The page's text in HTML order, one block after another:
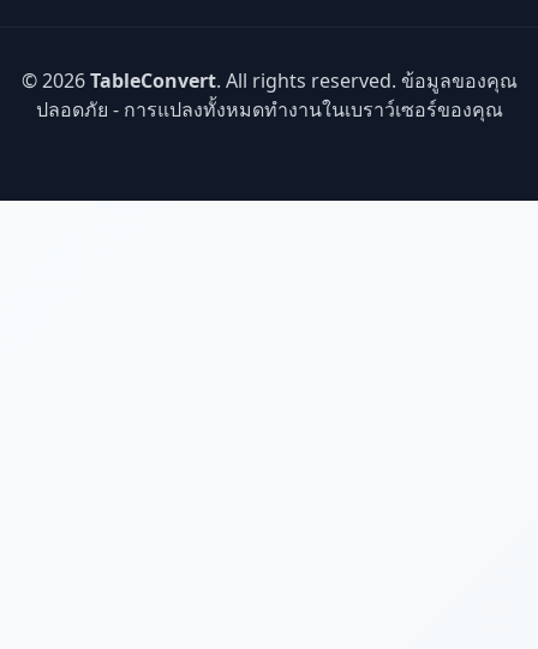
© 2026TableConvert. All rights reserved. ข้อมูลของคุณ
ปลอดภัย - การแปลงทั้งหมดทำงานในเบราว์เซอร์ของคุณ